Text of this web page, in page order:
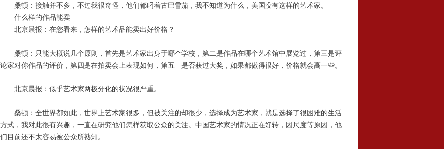
桑顿：接触并不多，不过我很奇怪，他们都叼着古巴雪茄，我不知道为什么，美国没有这样的艺术家。
什么样的作品能卖
北京晨报：在您看来，怎样的艺术品能卖出好价格？
桑顿：只能大概说几个原则，首先是艺术家出身于哪个学校，第二是作品在哪个艺术馆中展览过，第三是评
论家对你作品的评价，第四是在拍卖会上表现如何，第五，是否获过大奖，如果都做得很好，价格就会高一些。
北京晨报：似乎艺术家两极分化的状况很严重。
桑顿：全世界都如此，世界上艺术家很多，但被关注的却很少，选择成为艺术家，就是选择了很困难的生活
方式，我对此很有兴趣，一直在研究他们怎样获取公众的关注。中国艺术家的情况正在好转，因尺度等原因，他
们目前还不太容易被公众所熟知。